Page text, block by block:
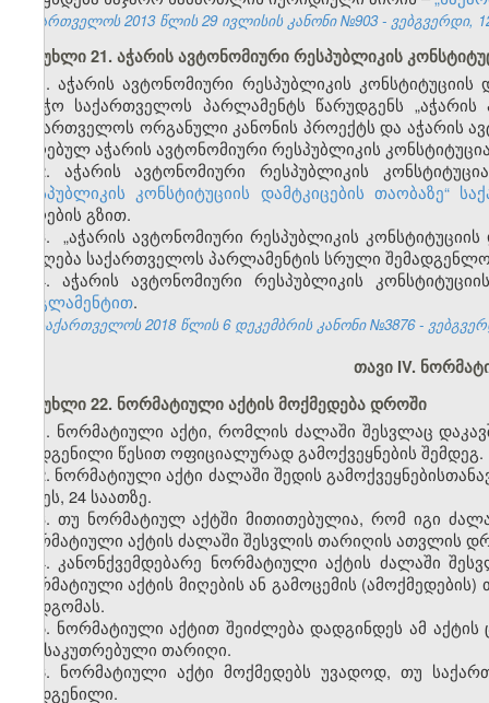
საქართველოს 2013 წლის 29 ივლისის კანონი №903 - ვებგვერდი,
მუხლი 21. აჭარის ავტონომიური რესპუბლიკის
1. აჭარის ავტონომიური რესპუბლიკის
საბჭო საქართველოს პარლამენტს წარუდგენს
საქართველოს ორგანული კანონის პროექტს და აჭარის
მიღებულ აჭარის ავტონომიური რესპუბლიკის
2. აჭარის ავტონომიური რესპუბლიკის
რესპუბლიკის კონსტიტუციის დამტკიცების თაობაზე“
მიღების გზით.
3.
„აჭარის ავტონომიური რესპუბლიკის
მიიღება საქართველოს პარლამენტის სრული
4. აჭარის ავტონომიური რესპუბლიკის
რეგლამენტით.
საქართველოს 2018 წლის 6 დეკემბრის კანონი №3876 -
თავი IV.
მუხლი 22. ნორმატიული აქტის მოქმედება დროში
1. ნორმატიული აქტი, რომლის ძალაში შესვლაც
დადგენილი წესით ოფიციალურად გამოქვეყნების შემდეგ.
2. ნორმატიული აქტი ძალაში შედის
დღეს, 24 საათზე.
3. თუ ნორმატიულ აქტში მითითებულია, რომ იგი
ნორმატიული აქტის ძალაში შესვლის თარიღის ათვლის
4. კანონქვემდებარე ნორმატიული აქტის ძალაში
ნორმატიული აქტის მიღების ან გამოცემის
დადგომას.
5. ნორმატიული აქტით შეიძლება დადგინდეს ამ
განსაკუთრებული თარიღი.
6. ნორმატიული აქტი მოქმედებს უვადოდ, თუ
დადგენილი.